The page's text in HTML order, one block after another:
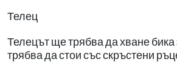
Телец
Телецът ще трябва да хване бика
трябва да стои със скръстени